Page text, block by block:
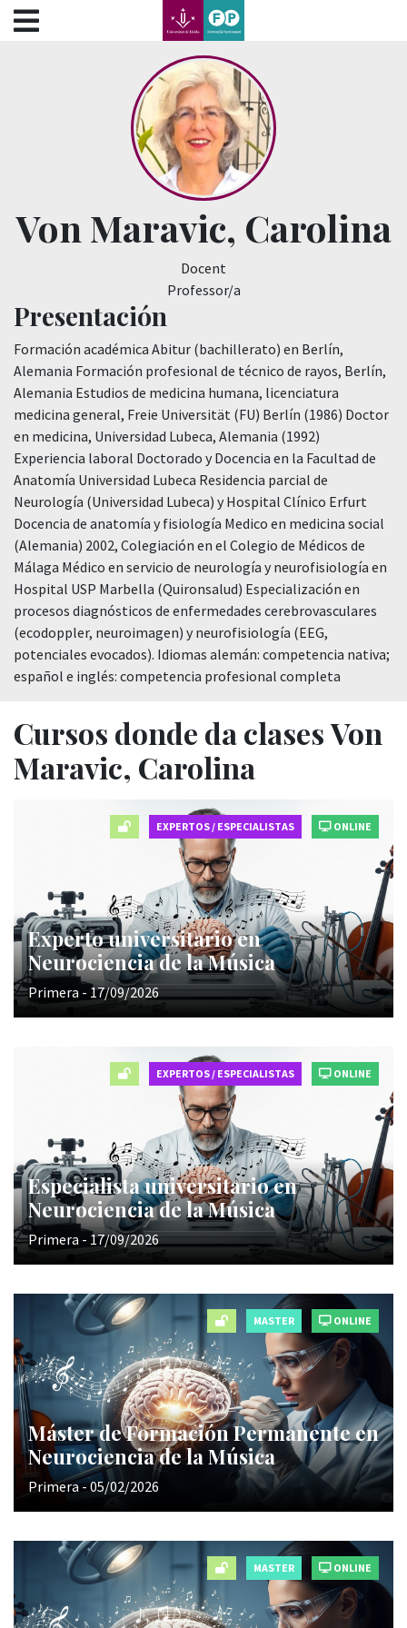
???label.access.jump.content???
???label.access.jump.header???
???label.access.jump.footer???
???label.access.jump.menu???
Von Maravic, Carolina
Docent
Professor/a
Presentación
Formación académica Abitur (bachillerato) en Berlín,
Alemania Formación profesional de técnico de rayos, Berlín,
Alemania Estudios de medicina humana, licenciatura
medicina general, Freie Universität (FU) Berlín (1986) Doctor
en medicina, Universidad Lubeca, Alemania (1992)
Experiencia laboral Doctorado y Docencia en la Facultad de
Anatomía Universidad Lubeca Residencia parcial de
Neurología (Universidad Lubeca) y Hospital Clínico Erfurt
Docencia de anatomía y fisiología Medico en medicina social
(Alemania) 2002, Colegiación en el Colegio de Médicos de
Málaga Médico en servicio de neurología y neurofisiología en
Hospital USP Marbella (Quironsalud) Especialización en
procesos diagnósticos de enfermedades cerebrovasculares
(ecodoppler, neuroimagen) y neurofisiología (EEG,
potenciales evocados). Idiomas alemán: competencia nativa;
español e inglés: competencia profesional completa
Cursos donde da clases Von
Maravic, Carolina
EXPERTOS / ESPECIALISTAS ONLINE
Experto universitario en
Neurociencia de la Música
Primera - 17/09/2026
EXPERTOS / ESPECIALISTAS ONLINE
Especialista universitario en
Neurociencia de la Música
Primera - 17/09/2026
MASTER ONLINE
Máster de Formación Permanente en
Neurociencia de la Música
Primera - 05/02/2026
MASTER ONLINE